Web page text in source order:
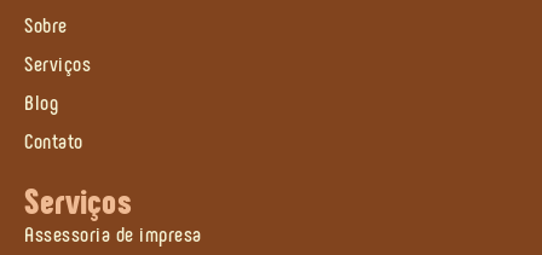
Sobre
Serviços
Blog
Contato
Serviços
Assessoria de impresa